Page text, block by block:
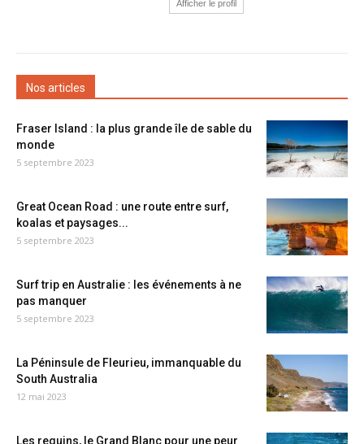
Afficher le profil
Nos articles
Fraser Island : la plus grande île de sable du
monde
5 septembre 2023
Great Ocean Road : une route entre surf,
koalas et paysages...
5 septembre 2023
Surf trip en Australie : les événements à ne
pas manquer
5 septembre 2023
La Péninsule de Fleurieu, immanquable du
South Australia
12 mai 2023
Les requins, le Grand Blanc pour une peur